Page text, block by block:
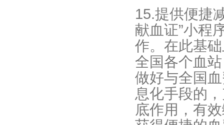
15.提供便捷
献血证”小程
作。在此基
全国各个血
做好与全国
息化手段的
底作用，有